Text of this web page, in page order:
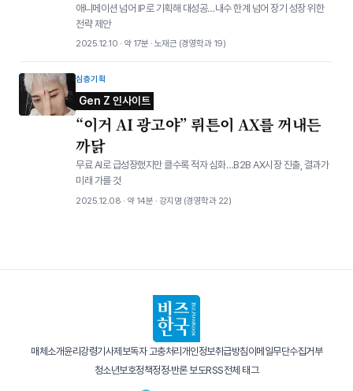
애니메이션 넘어 IP로 기획해 대성공…내수 한계 넘어 장기 성장 위한
전략 제안
2025.12.10 · 약 17분 · 노재근 (경영학과 19)
심층기획
Gen Z 인사이트
“이거 AI 광고야” 뤼튼이 AX를 꺼내든
까닭
무료 AI로 급성장했지만 클수록 적자 심화…B2B AX시장 진출, 결과가
미래 가를 것
2025.12.08 · 약 14분 · 강지명 (경영학과 22)​
매체소개윤리강령기사제보독자 고충처리개인정보취급방침이메일무단수집거부
청소년보호정책정정·반론 보도RSS전체 태그